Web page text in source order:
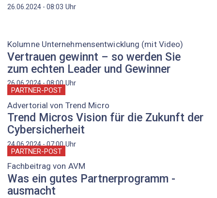
26.06.2024 - 08:03 Uhr
Kolumne Unternehmensentwicklung (mit Video)
Vertrauen gewinnt – so werden Sie
zum echten Leader und Gewinner
26.06.2024 - 08:00Uhr
PARTNER-POST
Advertorial von Trend Micro
Trend Micros Vision für die Zukunft der
Cybersicherheit
24.06.2024 - 07:00Uhr
PARTNER-POST
Fachbeitrag von AVM
Was ein gutes Partnerprogramm ­
ausmacht